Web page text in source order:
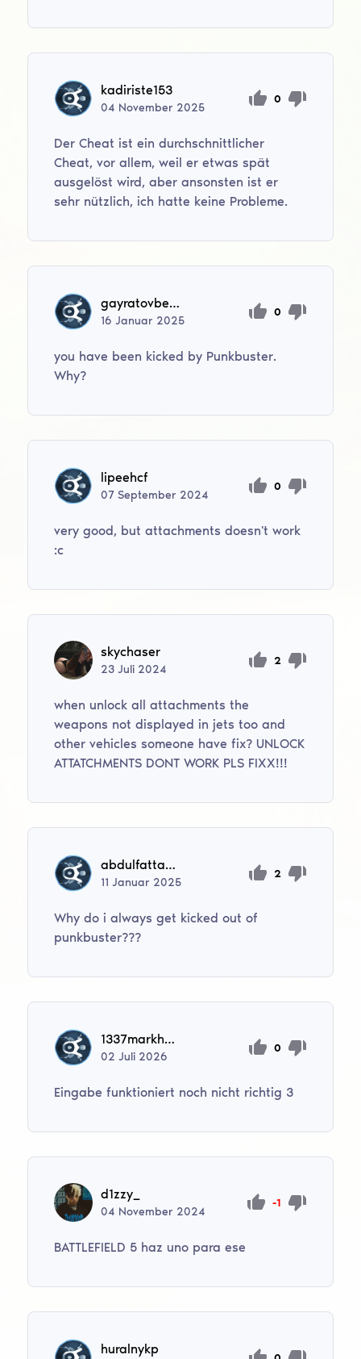
kadiriste153
04 November 2025
0
Der Cheat ist ein durchschnittlicher
Cheat, vor allem, weil er etwas spät
ausgelöst wird, aber ansonsten ist er
sehr nützlich, ich hatte keine Probleme.
gayratovbekzod0
16Januar 2025
0
you have been kicked by Punkbuster.
Why?
lipeehcf
07September 2024
0
very good, but attachments doesn't work
:c
skychaser
23Juli 2024
2
when unlock all attachments the
weapons not displayed in jets too and
other vehicles someone have fix? UNLOCK
ATTATCHMENTS DONT WORK PLS FIXX!!!
abdulfattah1427
11Januar 2025
2
Why do i always get kicked out of
punkbuster???
1337markhomie1337
02Juli 2026
0
Eingabe funktioniert noch nicht richtig 3
d1zzy_
04 November 2024
-1
BATTLEFIELD 5 haz uno para ese
huralnykp